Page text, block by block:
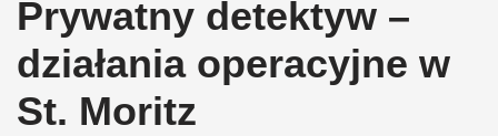
Prywatny detektyw –
działania operacyjne w
St. Moritz